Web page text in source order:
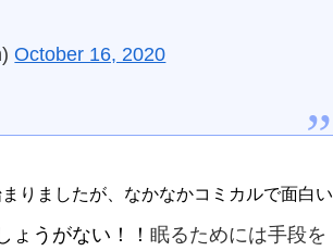
October 16, 2020
りましたが、なかなかコミカルで面白い
ょうがない！！ 眠るためには手段を